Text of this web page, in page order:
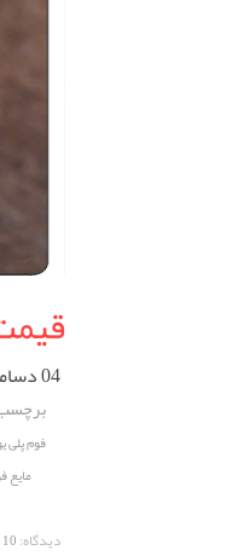
04 دسامبر 2025
فوم پلی
مایع
دیدگاه:10 COMMENTS